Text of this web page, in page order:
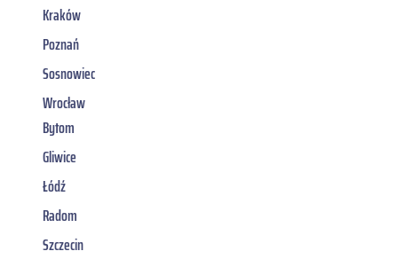
Kraków
Poznań
Sosnowiec
Wrocław
Bytom
Gliwice
Łódź
Radom
Szczecin